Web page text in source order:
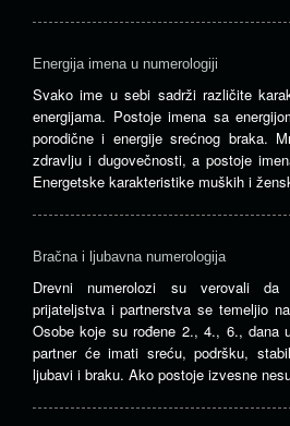
Energija imena u numerologiji
Svako ime u sebi sadrži različite
energijama. Postoje imena sa
porodične i energije srećnog braka.
zdravlju i dugovečnosti, a postoje
Energetske karakteristike muških i
Bračna i ljubavna numerologija
Drevni numerolozi su verovali
prijateljstva i partnerstva se temeljio
Osobe koje su rođene 2., 4., 6., dana
partner će imati sreću, podršku,
ljubavi i braku. Ako postoje izvesne